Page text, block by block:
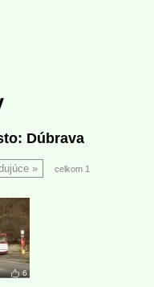
Dúbrava
celkom 1
6